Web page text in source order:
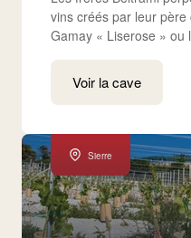
vins créés par leur
Gamay « Liserose » ou
Voir la cave
Sierre